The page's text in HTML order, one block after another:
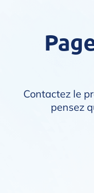
Contactez le
pensez